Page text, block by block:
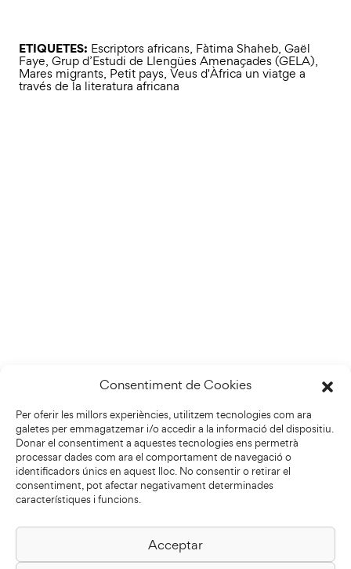
Consentiment de Cookies
Per oferir les millors experiències, utilitzem tecnologies com ara
galetes per emmagatzemar i/o accedir a la informació del dispositiu.
Donar el consentiment a aquestes tecnologies ens permetrà
processar dades com ara el comportament de navegació o
identificadors únics en aquest lloc. No consentir o retirar el
consentiment, pot afectar negativament determinades
característiques i funcions.
Acceptar
ETIQUETES: Escriptors africans, Fàtima Shaheb, Gaël
Faye, Grup d’Estudi de Llengües Amenaçades (GELA),
Mares migrants, Petit pays, Veus d'Àfrica un viatge a
través de la literatura africana
Biblioteca Pilarin Bayés